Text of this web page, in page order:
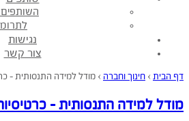
השותפים
נגישות
צור קשר
דף הבית › חינוך וחברה › מודל למידה התנסותית –
מודל למידה התנסותית –